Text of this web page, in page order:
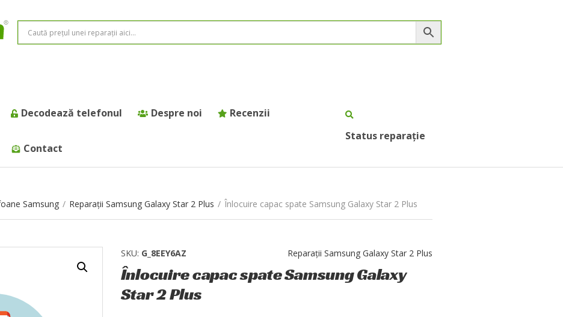
Decodează telefonul Despre noi Recenzii
Contact
Status reparație
Samsung / Reparații Samsung Galaxy Star 2 Plus / Înlocuire capac spate Samsung Galaxy Star 2 Plus
SKU: G_8EEY6AZ Reparații Samsung Galaxy Star 2 Plus
Înlocuire capac spate Samsung Galaxy
Star 2 Plus